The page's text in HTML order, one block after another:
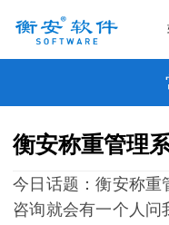
衡安称重管理
今日话题：衡安称重
咨询就会有一个人